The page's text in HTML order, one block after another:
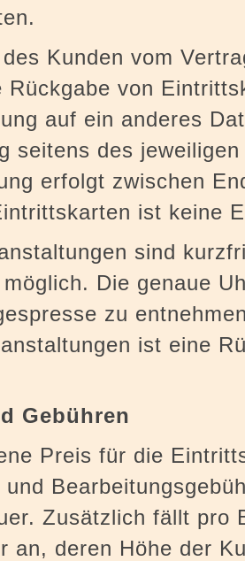
Kunden vom
Rückgabe von
auf ein anderes
seitens des
erfolgt zwischen
ist keine
sind
Die genaue
zu
ist eine
Gebühren
Preis für die
Zusätzlich fällt pro
an, deren Höhe der